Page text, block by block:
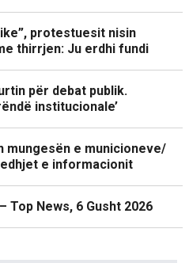
protestuesit nisin
thirrjen: Ju erdhi fundi
për debat publik.
institucionale’
mungesën e municioneve/
e informacionit
News, 6 Gusht 2026